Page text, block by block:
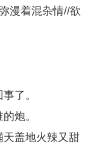
漫着混杂情//欲
了。
炮。
盖地火辣又甜